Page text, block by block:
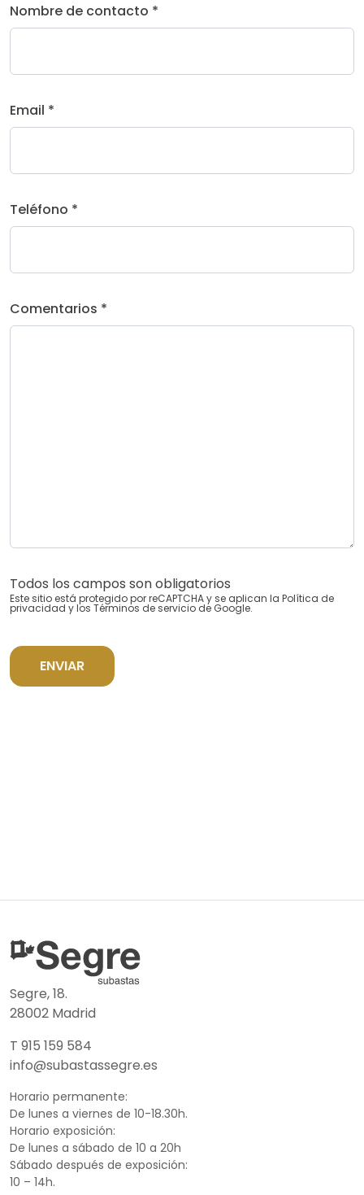
Nombre de contacto *
Email *
Teléfono *
Comentarios *
Todos los campos son obligatorios
Este sitio está protegido por reCAPTCHA y se aplican la Política de
privacidad y los Términos de servicio de Google.
ENVIAR
Segre, 18.
28002 Madrid
T 915 159 584
info@subastassegre.es
Horario permanente:
De lunes a viernes de 10-18.30h.
Horario exposición:
De lunes a sábado de 10 a 20h
Sábado después de exposición:
10 – 14h.